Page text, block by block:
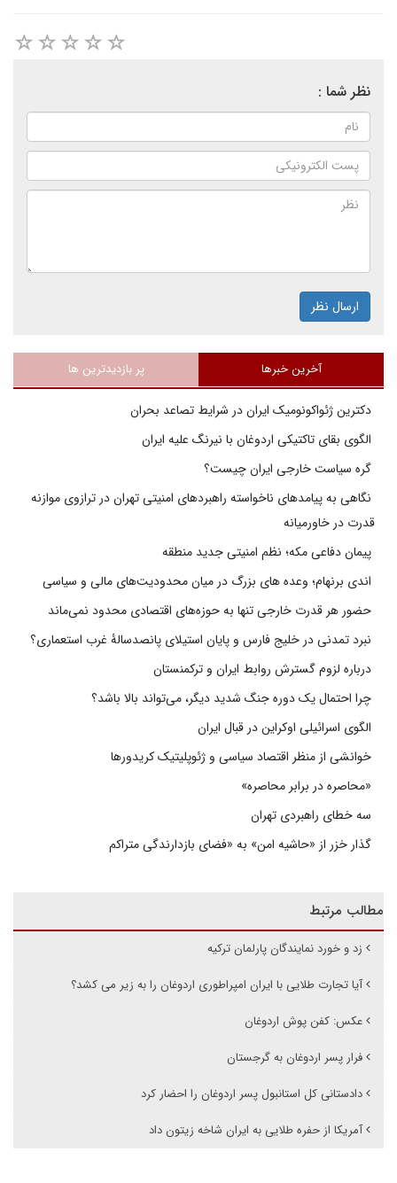
نظر شما :
ارسال نظر
آخرین خبرها پر بازدیدترین ها
دکترین ژئواکونومیک ایران در شرایط تصاعد بحران
الگوی بقای تاکتیکی اردوغان با نیرنگ علیه ایران
گره سیاست خارجی ایران چیست؟
نگاهی به پیامدهای ناخواسته راهبردهای امنیتی تهران در ترازوی موازنه
قدرت در خاورمیانه
پیمان دفاعی مکه؛ نظم امنیتی جدید منطقه
اندی برنهام؛ وعده های بزرگ در میان محدودیت‌های مالی و سیاسی
حضور هر قدرت خارجی تنها به حوزه‌های اقتصادی محدود نمی‌ماند
نبرد تمدنی در خلیج فارس و پایان استیلای پانصدسالۀ غرب استعماری؟
درباره لزوم گسترش روابط ایران و ترکمنستان
چرا احتمال یک دوره جنگ شدید دیگر، می‌تواند بالا باشد؟
الگوی اسرائیلی اوکراین در قبال ایران
خوانشی از منظر اقتصاد سیاسی و ژئوپلیتیک کریدورها
«محاصره در برابر محاصره»
سه خطای راهبردی تهران
گذار خزر از «حاشیه امن» به «فضای بازدارندگی متراکم
مطالب مرتبط
زد و خورد نمایندگان پارلمان ترکیه
آیا تجارت طلایی با ایران امپراطوری اردوغان را به زیر می کشد؟
عکس: کفن پوش اردوغان
فرار پسر اردوغان به گرجستان
دادستانی کل استانبول پسر اردوغان را احضار کرد
آمریکا از حفره طلایی به ایران شاخه زیتون داد